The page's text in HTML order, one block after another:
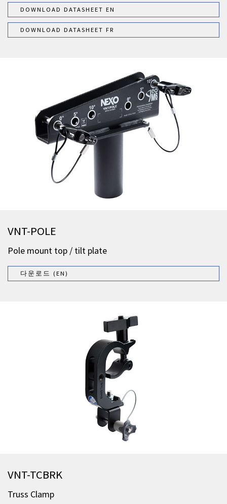
DOWNLOAD DATASHEET EN
DOWNLOAD DATASHEET FR
VNT-POLE
Pole mount top / tilt plate
다운로드 (EN)
VNT-TCBRK
Truss Clamp